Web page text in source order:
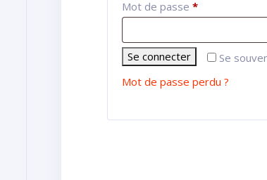
Mot de passe *
Se
Se connecter
Mot de passe perdu ?